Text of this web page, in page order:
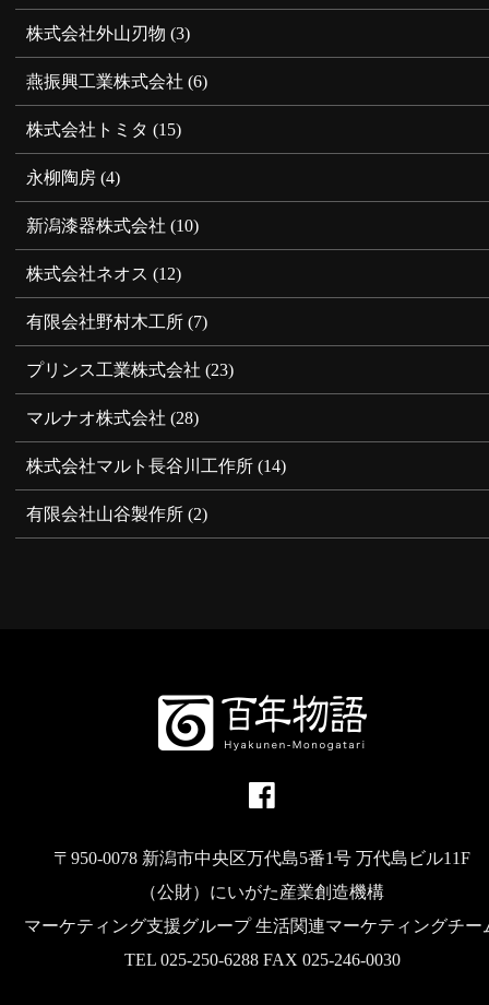
株式会社外山刃物 (3)
燕振興工業株式会社 (6)
株式会社トミタ (15)
永柳陶房 (4)
新潟漆器株式会社 (10)
株式会社ネオス (12)
有限会社野村木工所 (7)
プリンス工業株式会社 (23)
マルナオ株式会社 (28)
株式会社マルト長谷川工作所 (14)
有限会社山谷製作所 (2)
〒950-0078 新潟市中央区万代島5番1号 万代島ビル11F
（公財）にいがた産業創造機構
マーケティング支援グループ 生活関連マーケティングチー
TEL 025-250-6288 FAX 025-246-0030